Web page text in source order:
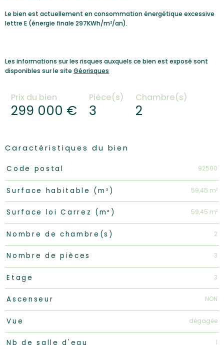
Le bien est actuellement en consommation énergétique excessive
lettre E (énergie finale 297KWh/m²/an).
Les informations sur les risques auxquels ce bien est exposé sont
disponibles sur le site Géorisques
Prix du bien
299 000 €
Pièce(s)
3
Chambre(s)
2
Caractéristiques du bien
Caractéristiques Valeurs
Code postal 92500
Surface habitable (m²) 59,45 m²
Surface loi Carrez (m²) 59,45 m²
Nombre de chambre(s) 2
Nombre de pièces 3
Etage 3
Ascenseur NON
Vue dégagée
Nb de salle d'eau 1